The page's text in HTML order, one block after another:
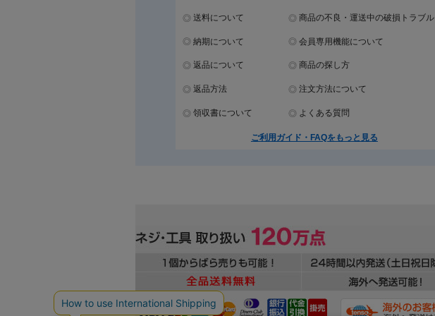
送料について 商品の不良・運送中の破損トラブル
納期について 会員専用機能について
返品について 商品の探し方
返品方法 注文方法について
領収書について よくある質問
ご利用ガイド・FAQをもっと見る